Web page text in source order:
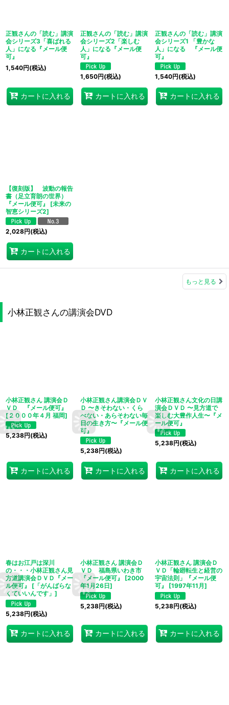
正観さんの「読む」講演
会シリーズ3「喜ばれる
人」になる『メール便
可』
1,540円(税込)
カートに入れる
正観さんの「読む」講演
会シリーズ2「楽しむ
人」になる『メール便
可』
1,650円(税込)
カートに入れる
正観さんの「読む」講演
会シリーズ1 「豊かな
人」になる 『メール便
可』
1,540円(税込)
カートに入れる
【復刻版】 波動の報告
書（足立育朗の世界）
『メール便可』
[未来の
智恵シリーズ2]
2,028円(税込)
カートに入れる
もっと見る
小林正観さんの講演会DVD
小林正観さん 講演会Ｄ
ＶＤ 『メール便可』
[ ２０００年４月 福岡]
5,238円(税込)
カートに入れる
小林正観さん講演会ＤＶ
Ｄ 〜きそわない・くら
べない・あらそわない毎
日の生き方〜『メール便
可』
5,238円(税込)
カートに入れる
小林正観さん文化の日講
演会ＤＶＤ 〜見方道で
楽しむ大豊作人生〜『メ
ール便可』
5,238円(税込)
カートに入れる
春はお江戸は深川
の・・・小林正観さん見
方道講演会ＤＶＤ『メー
ル便可』
[ 「がんばらな
くていいんです」 ]
5,238円(税込)
カートに入れる
小林正観さん 講演会Ｄ
ＶＤ 福島県いわき市
『メール便可』
[2000
年1月26日]
5,238円(税込)
カートに入れる
小林正観さん 講演会Ｄ
ＶＤ「輪廻転生と経営の
宇宙法則」『メール便
可』
[1997年11月]
5,238円(税込)
カートに入れる